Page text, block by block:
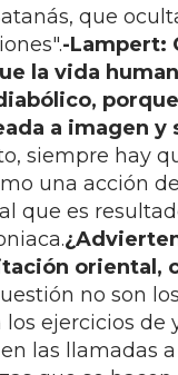
que
-Lampert:
la vida
a imagen y
siempre hay
una acción
que es
oriental,
no son
ejercicios de
las llamadas